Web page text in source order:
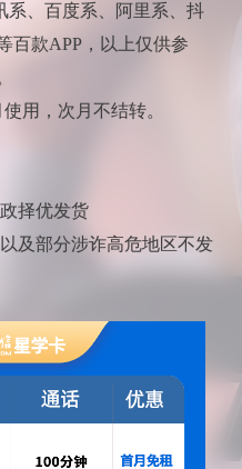
系、百度系、阿里系、抖
百款APP，以上仅供参
用，次月不结转。
择优发货
及部分涉诈高危地区不发